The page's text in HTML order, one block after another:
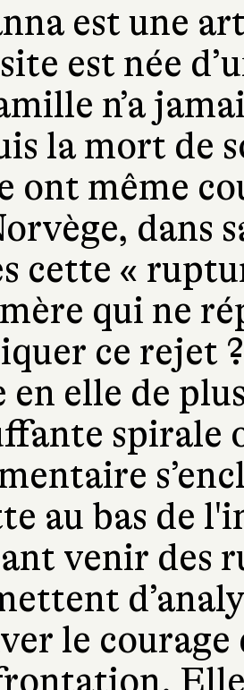
est une
est née
n’a
la mort de
ont même
dans
cette «
mère qui ne
ce rejet
en elle de
spirale
au bas de
venir des
le courage